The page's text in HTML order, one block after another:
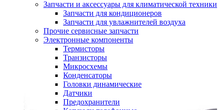
Запчасти и аксессуары для климатической техники
Запчасти для кондиционеров
Запчасти для увлажнителей воздуха
Прочие сервисные запчасти
Электронные компоненты
Термисторы
Транзисторы
Микросхемы
Конденсаторы
Головки динамические
Датчики
Предохранители